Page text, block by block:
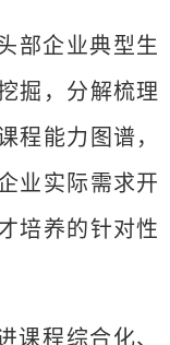
部企业典型生
掘，分解梳理
程能力图谱，
业实际需求开
培养的针对性
课程综合化、